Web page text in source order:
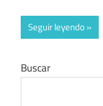
Seguir leyendo
Buscar